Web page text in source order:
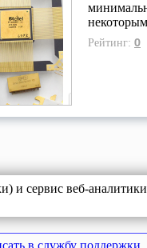
Рейтинг: 0
и сервис веб-
в службу поддержки